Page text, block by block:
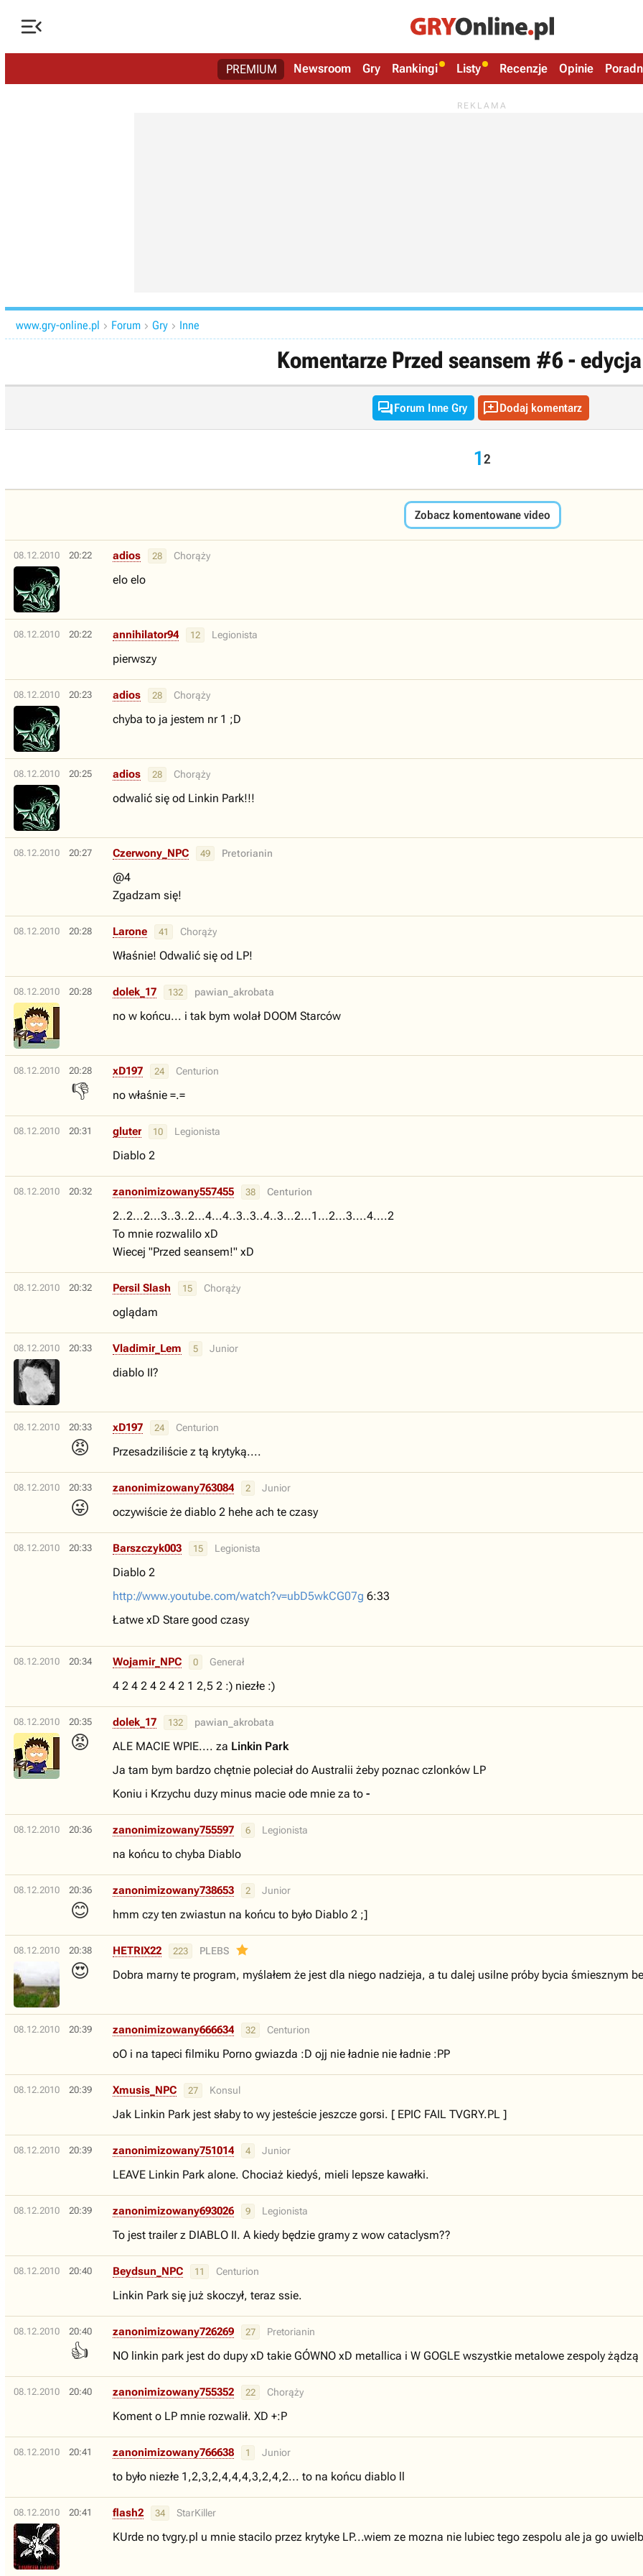

PREMIUM Newsroom Gry Rankingi Listy Recenzje Opinie
www.gry-online.pl  Forum  Gry  Inne
Komentarze Przed seansem #6 -
Forum Inne Gry Dodaj komentarz
12
Zobacz komentowane video
08.12.2010 20:22 adios 28 Chorąży
elo elo
08.12.2010 20:22 annihilator94 12 Legionista
pierwszy
08.12.2010 20:23 adios 28 Chorąży
chyba to ja jestem nr 1 ;D
08.12.2010 20:25 adios 28 Chorąży
odwalić się od Linkin Park!!!
08.12.2010 20:27 Czerwony_NPC 49 Pretorianin
@4
Zgadzam się!
08.12.2010 20:28 Larone 41 Chorąży
Właśnie! Odwalić się od LP!
08.12.2010 20:28 dolek_17 132 pawian_akrobata
no w końcu... i tak bym wolał DOOM Starców
08.12.2010 20:28
👎
xD197 24 Centurion
no właśnie =.=
08.12.2010 20:31 gluter 10 Legionista
Diablo 2
08.12.2010 20:32 zanonimizowany557455 38 Centurion
2..2...2...3..3..2...4...4..3..3..4..3...2...1...2...3....4....2
To mnie rozwalilo xD
Wiecej "Przed seansem!" xD
08.12.2010 20:32 Persil Slash 15 Chorąży
oglądam
08.12.2010 20:33 Vladimir_Lem 5 Junior
diablo II?
08.12.2010 20:33
😡
xD197 24 Centurion
Przesadziliście z tą krytyką....
08.12.2010 20:33
😜
zanonimizowany763084 2 Junior
oczywiście że diablo 2 hehe ach te czasy
08.12.2010 20:33 Barszczyk003 15 Legionista
Diablo 2
http://www.youtube.com/watch?v=ubD5wkCG07g 6:33
Łatwe xD Stare good czasy
08.12.2010 20:34 Wojamir_NPC 0 Generał
4 2 4 2 4 2 4 2 1 2,5 2 :) niezłe :)
08.12.2010 20:35
😡
dolek_17 132 pawian_akrobata
ALE MACIE WPIE.... za Linkin Park
Ja tam bym bardzo chętnie poleciał do Australii żeby poznac czlonków LP
Koniu i Krzychu duzy minus macie ode mnie za to -
08.12.2010 20:36 zanonimizowany755597 6 Legionista
na końcu to chyba Diablo
08.12.2010 20:36
😊
zanonimizowany738653 2 Junior
hmm czy ten zwiastun na końcu to było Diablo 2 ;]
08.12.2010 20:38
😍
HETRIX22 223 PLEBS
Dobra marny te program, myślałem że jest dla niego nadzieja, a tu dalej usilne próby bycia śmiesznym
08.12.2010 20:39 zanonimizowany666634 32 Centurion
oO i na tapeci filmiku Porno gwiazda :D ojj nie ładnie nie ładnie :PP
08.12.2010 20:39 Xmusis_NPC 27 Konsul
Jak Linkin Park jest słaby to wy jesteście jeszcze gorsi. [ EPIC FAIL TVGRY.PL ]
08.12.2010 20:39 zanonimizowany751014 4 Junior
LEAVE Linkin Park alone. Chociaż kiedyś, mieli lepsze kawałki.
08.12.2010 20:39 zanonimizowany693026 9 Legionista
To jest trailer z DIABLO II. A kiedy będzie gramy z wow cataclysm??
08.12.2010 20:40 Beydsun_NPC 11 Centurion
Linkin Park się już skoczył, teraz ssie.
08.12.2010 20:40
👍
zanonimizowany726269 27 Pretorianin
NO linkin park jest do dupy xD takie GÓWNO xD metallica i W GOGLE wszystkie metalowe zespoly żądzą
08.12.2010 20:40 zanonimizowany755352 22 Chorąży
Koment o LP mnie rozwalił. XD +:P
08.12.2010 20:41 zanonimizowany766638 1 Junior
to było niezłe 1,2,3,2,4,4,4,3,2,4,2... to na końcu diablo ll
08.12.2010 20:41 flash2 34 StarKiller
KUrde no tvgry.pl u mnie stacilo przez krytyke LP...wiem ze mozna nie lubiec tego zespolu ale ja go